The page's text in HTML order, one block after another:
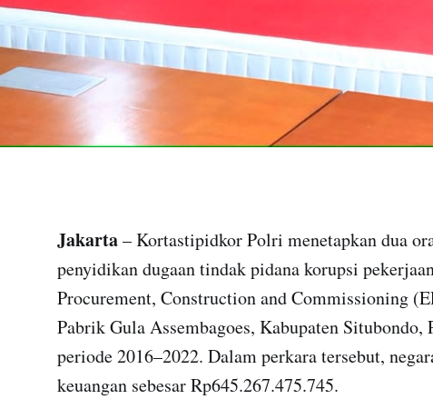
Jakarta– Kortastipidkor Polri menetapkan dua
penyidikan dugaan tindak pidana korupsi
Procurement, Construction and Commissioning
Pabrik Gula Assembagoes, Kabupaten
periode 2016–2022. Dalam perkara tersebut,
keuangan sebesar Rp645.267.475.745.